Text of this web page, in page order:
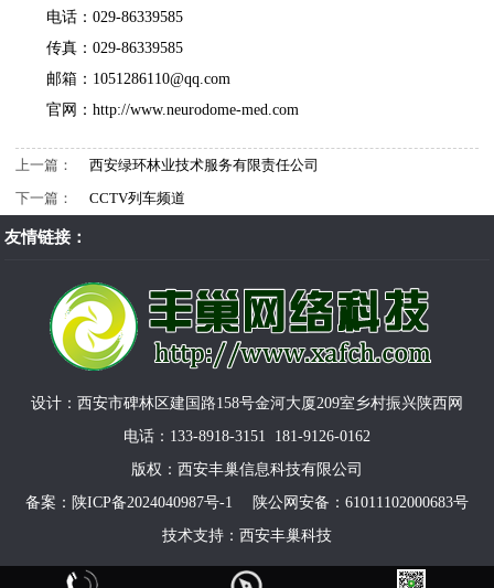
电话：029-86339585
传真：029-86339585
邮箱：1051286110@qq.com
官网：http://www.neurodome-med.com
上一篇：
西安绿环林业技术服务有限责任公司
下一篇：
CCTV列车频道
友情链接：
设计：西安市碑林区建国路158号金河大厦209室乡村振兴陕西网
电话：133-8918-3151 181-9126-0162
版权：西安丰巢信息科技有限公司
备案： 陕ICP备2024040987号-1 陕公网安备： 61011102000683号
技术支持： 西安丰巢科技